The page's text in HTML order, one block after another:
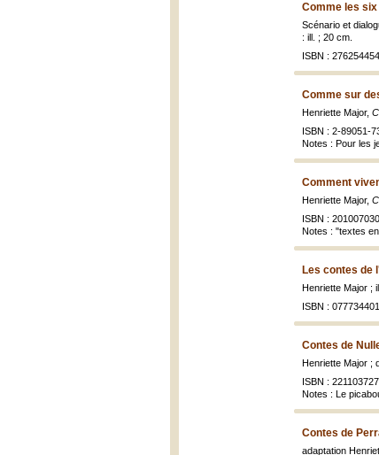
Comme les
Scénario et
: ill. ; 20 cm.
ISBN :
Comme sur
Henriette Major,
ISBN : 2-89051-
Notes : Pour les
Comment
Henriette Major,
ISBN :
Notes : "textes
Les contes de
Henriette Major ;
ISBN :
Contes de
Henriette Major ;
ISBN :
Notes : Le
Contes de
adaptation